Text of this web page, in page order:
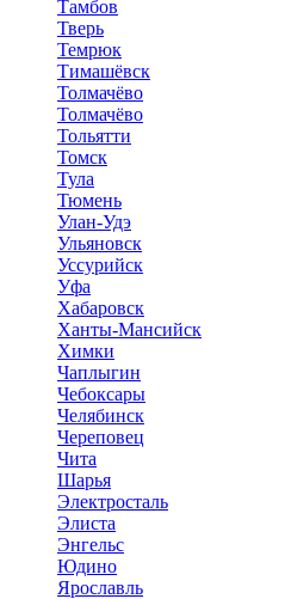
Тамбов
Тверь
Темрюк
Тимашёвск
Толмачёво
Толмачёво
Тольятти
Томск
Тула
Тюмень
Улан-Удэ
Ульяновск
Уссурийск
Уфа
Хабаровск
Ханты-Мансийск
Химки
Чаплыгин
Чебоксары
Челябинск
Череповец
Чита
Шарья
Электросталь
Элиста
Энгельс
Юдино
Ярославль